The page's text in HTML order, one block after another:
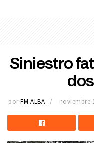
Siniestro
por FM ALBA noviembre